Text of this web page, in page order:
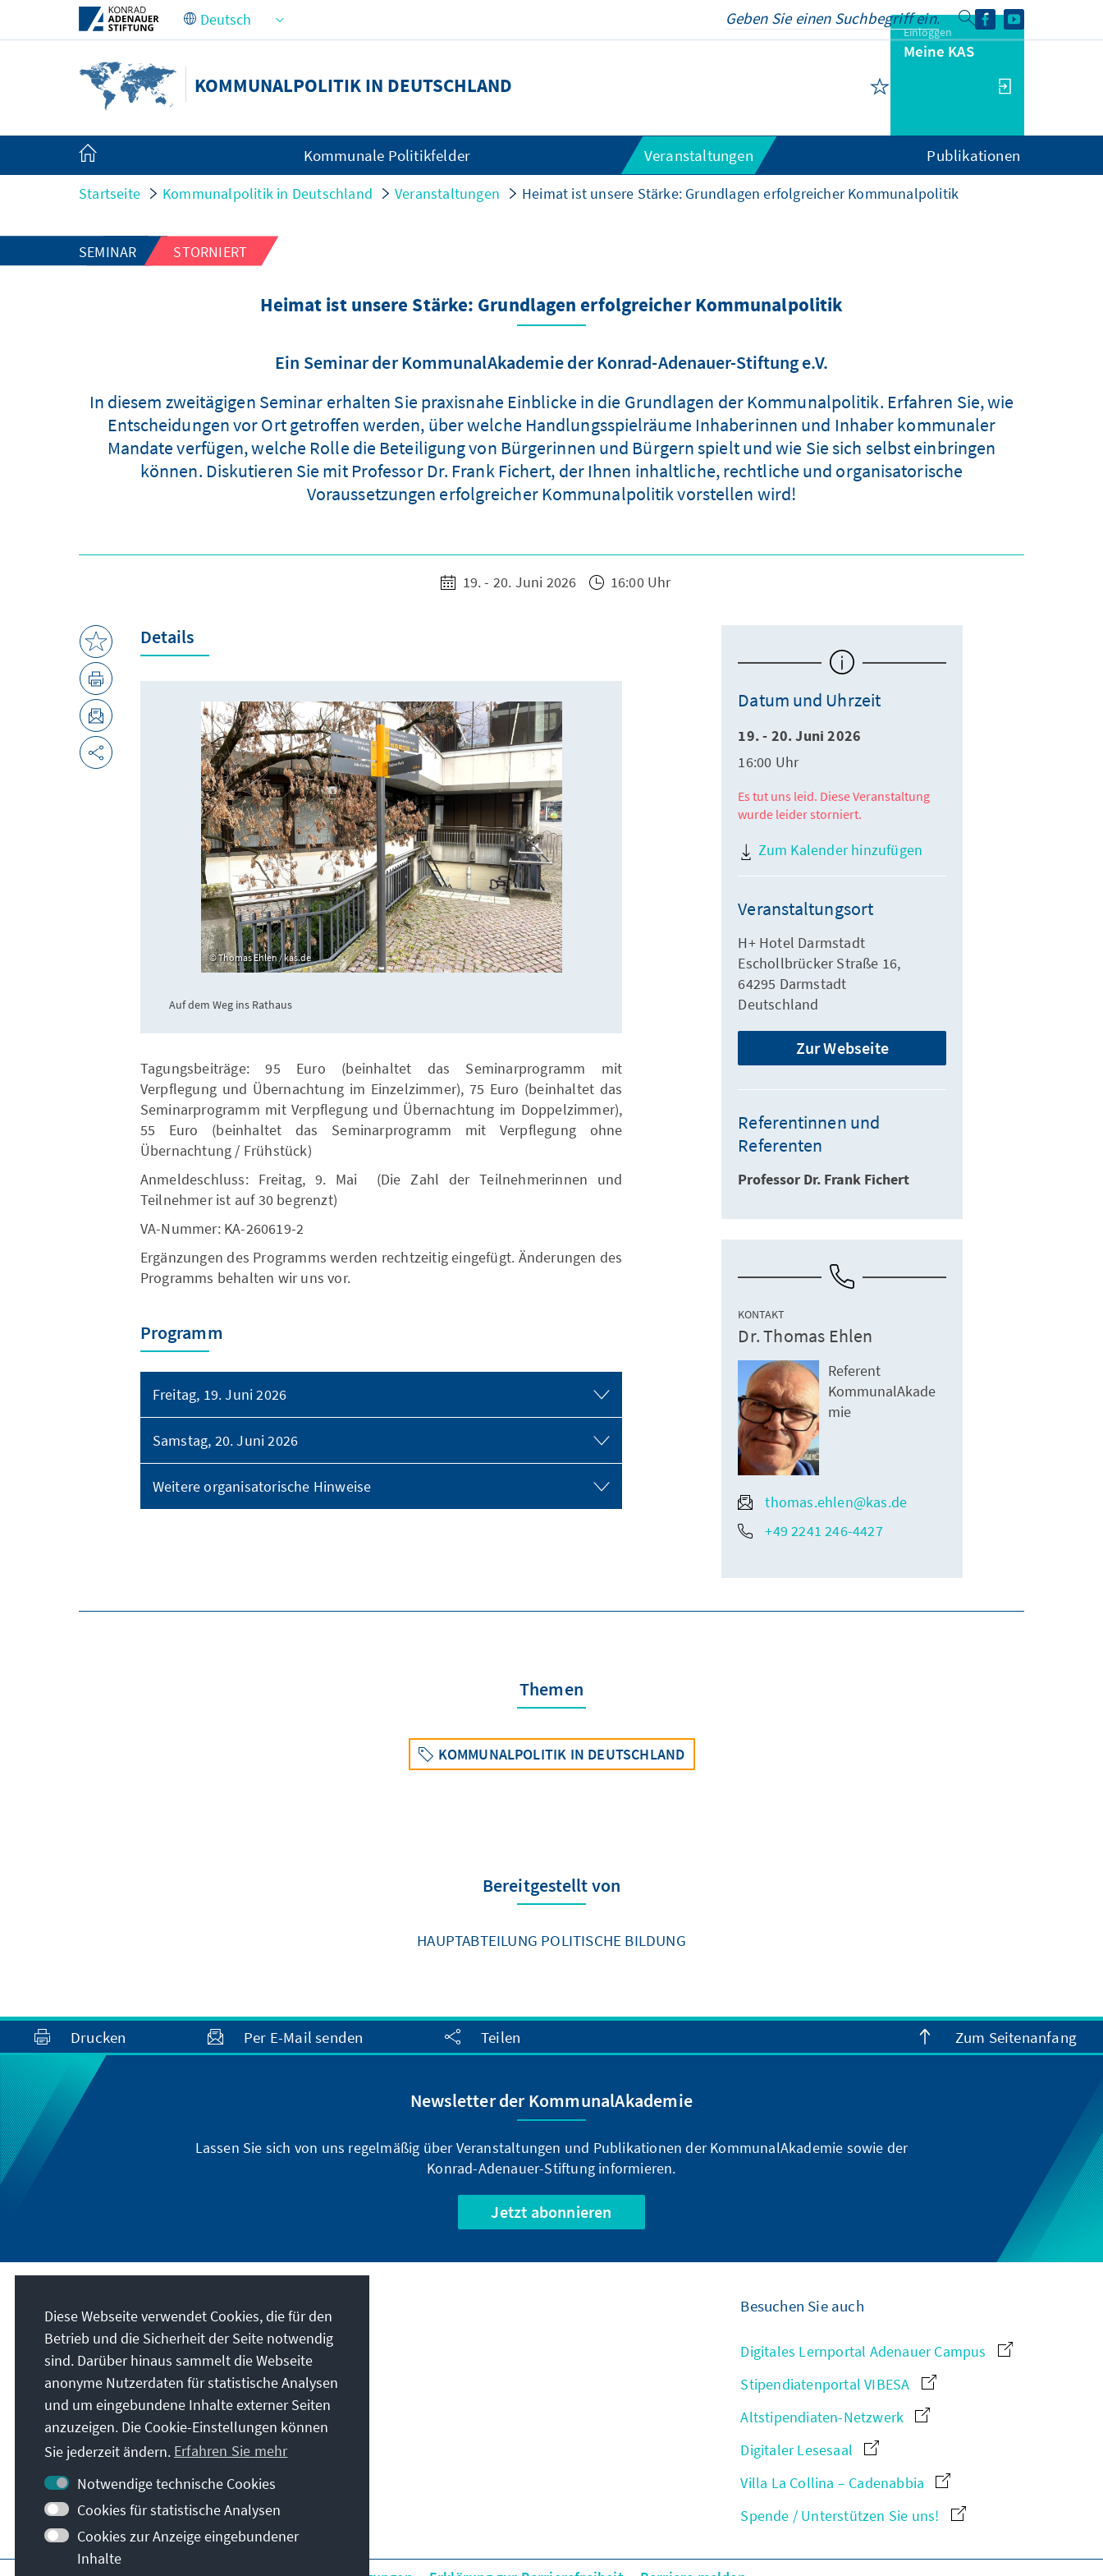
Zum Hauptinhalt springen
KOMMUNALPOLITIK IN DEUTSCHLAND
Einloggen
Meine KAS
Kommunale Politikfelder Veranstaltungen Publikationen
Startseite Kommunalpolitik in Deutschland Veranstaltungen Heimat ist unsere Stärke: Grundlagen erfolgreicher Kommunalpolitik
SEMINAR STORNIERT
Heimat ist unsere Stärke: Grundlagen erfolgreicher Kommunalpolitik
Ein Seminar der KommunalAkademie der Konrad-Adenauer-Stiftung e.V.
In diesem zweitägigen Seminar erhalten Sie praxisnahe Einblicke in die Grundlagen der Kommunalpolitik. Erfahren Sie, wie
Entscheidungen vor Ort getroffen werden, über welche Handlungsspielräume Inhaberinnen und Inhaber kommunaler
Mandate verfügen, welche Rolle die Beteiligung von Bürgerinnen und Bürgern spielt und wie Sie sich selbst einbringen
können. Diskutieren Sie mit Professor Dr. Frank Fichert, der Ihnen inhaltliche, rechtliche und organisatorische
Voraussetzungen erfolgreicher Kommunalpolitik vorstellen wird!
19. - 20. Juni 2026 16:00 Uhr
Details
Thomas Ehlen / kas.de
Auf dem Weg ins Rathaus
Tagungsbeiträge: 95 Euro (beinhaltet das Seminarprogramm mit
Verpflegung und Übernachtung im Einzelzimmer), 75 Euro (beinhaltet das
Seminarprogramm mit Verpflegung und Übernachtung im Doppelzimmer),
55 Euro (beinhaltet das Seminarprogramm mit Verpflegung ohne
Übernachtung / Frühstück)
Anmeldeschluss: Freitag, 9. Mai (Die Zahl der Teilnehmerinnen und
Teilnehmer ist auf 30 begrenzt)
VA-Nummer: KA-260619-2
Ergänzungen des Programms werden rechtzeitig eingefügt. Änderungen des
Programms behalten wir uns vor.
Programm
Freitag, 19. Juni 2026
Samstag, 20. Juni 2026
Weitere organisatorische Hinweise
Datum und Uhrzeit
19. - 20. Juni 2026
16:00 Uhr
Es tut uns leid. Diese Veranstaltung
wurde leider storniert.
Zum Kalender hinzufügen
Veranstaltungsort
H+ Hotel Darmstadt
Eschollbrücker Straße 16,
64295 Darmstadt
Deutschland
Zur Webseite
Referentinnen und
Referenten
Professor Dr. Frank Fichert
KONTAKT
Dr. Thomas Ehlen
Referent
KommunalAkade
mie
thomas.ehlen@kas.de
+49 2241 246-4427
Themen
KOMMUNALPOLITIK IN DEUTSCHLAND
Bereitgestellt von
HAUPTABTEILUNG POLITISCHE BILDUNG
Drucken Per E-Mail senden Teilen Zum Seitenanfang
Newsletter der KommunalAkademie
Lassen Sie sich von uns regelmäßig über Veranstaltungen und Publikationen der KommunalAkademie sowie der
Konrad-Adenauer-Stiftung informieren.
Jetzt abonnieren
Kontakt
kommunalakademie@kas.de
Alle Kontaktoptionen im Überblick
Besuchen Sie auch
Digitales Lernportal Adenauer Campus
Stipendiatenportal VIBESA
Altstipendiaten-Netzwerk
Digitaler Lesesaal
Villa La Collina – Cadenabbia
Spende / Unterstützen Sie uns!
Diese Webseite verwendet Cookies, die für den
Betrieb und die Sicherheit der Seite notwendig
sind. Darüber hinaus sammelt die Webseite
anonyme Nutzerdaten für statistische Analysen
und um eingebundene Inhalte externer Seiten
anzuzeigen. Die Cookie-Einstellungen können
Sie jederzeit ändern. Erfahren Sie mehr
Notwendige technische Cookies
Cookies für statistische Analysen
Cookies zur Anzeige eingebundener
Inhalte